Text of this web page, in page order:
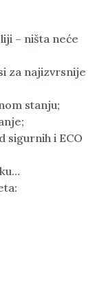
– ništa neće
za najizvrsnije
stanju;
sigurnih i ECO